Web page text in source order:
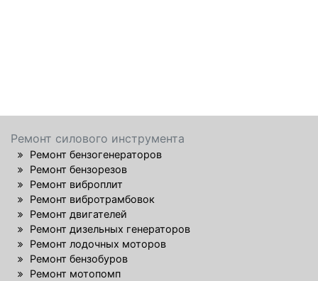
Ремонт силового инструмента
Ремонт бензогенераторов
Ремонт бензорезов
Ремонт виброплит
Ремонт вибротрамбовок
Ремонт двигателей
Ремонт дизельных генераторов
Ремонт лодочных моторов
Ремонт бензобуров
Ремонт мотопомп